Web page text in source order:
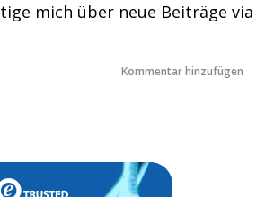
mich über neue Beiträge via